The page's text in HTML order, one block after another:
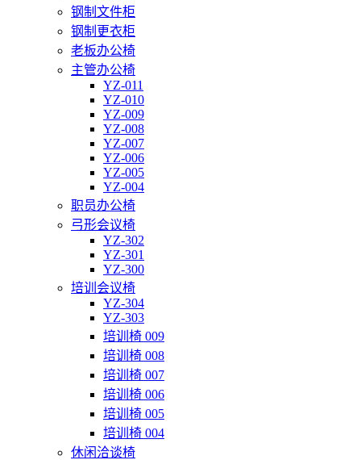
钢制文件柜
钢制更衣柜
老板办公椅
主管办公椅
YZ-011
YZ-010
YZ-009
YZ-008
YZ-007
YZ-006
YZ-005
YZ-004
职员办公椅
弓形会议椅
YZ-302
YZ-301
YZ-300
培训会议椅
YZ-304
YZ-303
培训椅 009
培训椅 008
培训椅 007
培训椅 006
培训椅 005
培训椅 004
休闲洽谈椅